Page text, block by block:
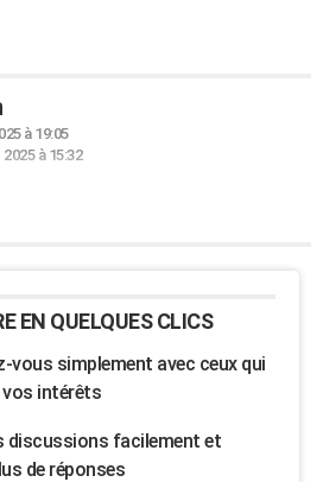
à 19:05
à 15:32
EN QUELQUES CLICS
vous simplement avec ceux qui
intérêts
discussions facilement et
de réponses